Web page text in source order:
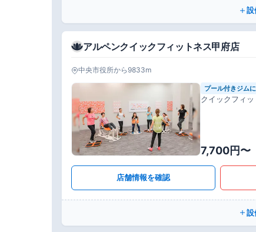
設
アルペンクイックフィットネス甲府店
中央市役所から9833m
プール付きジム
クイックフィッ
7,700円〜
店舗情報を確認
設